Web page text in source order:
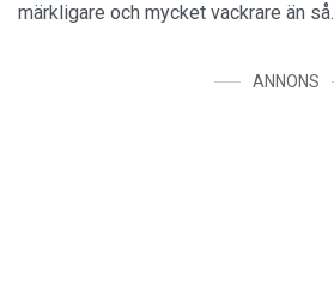
märkligare och mycket vackrare än så.
ANNONS